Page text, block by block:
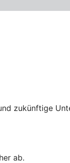
zukünftige
ab.